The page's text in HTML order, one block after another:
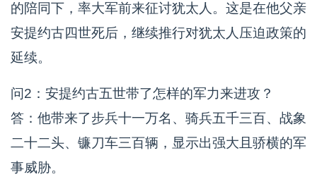
的陪同下，率大军前来征讨犹太人。这是在他父亲
安提约古四世死后，继续推行对犹太人压迫政策的
延续。
问2：安提约古五世带了怎样的军力来进攻？
答：他带来了步兵十一万名、骑兵五千三百、战象
二十二头、镰刀车三百辆，显示出强大且骄横的军
事威胁。